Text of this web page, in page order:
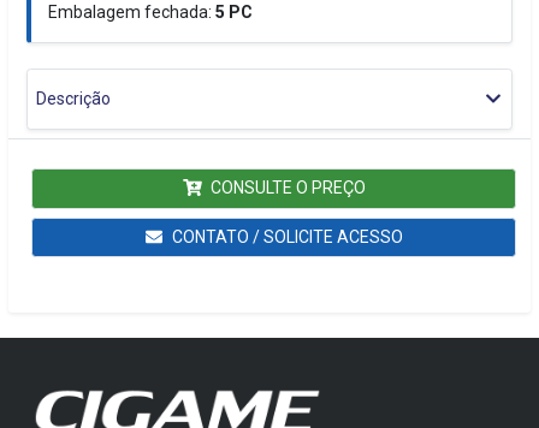
Embalagem fechada: 5 PC
Descrição
CONSULTE O PREÇO
CONTATO / SOLICITE ACESSO